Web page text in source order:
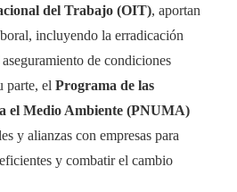
del Trabajo (OIT), aportan
incluyendo la erradicación
de condiciones
parte, el Programa de las
el Medio Ambiente (PNUMA)
y alianzas con empresas para
y combatir el cambio